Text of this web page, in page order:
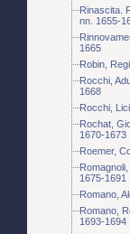
Rinascita.
nn. 1655-
1665
Robin,
Rocchi,
1668
Rocchi,
Rochat,
1670-1673
Roemer,
1675-1691
Romano,
Romano,
1693-1694